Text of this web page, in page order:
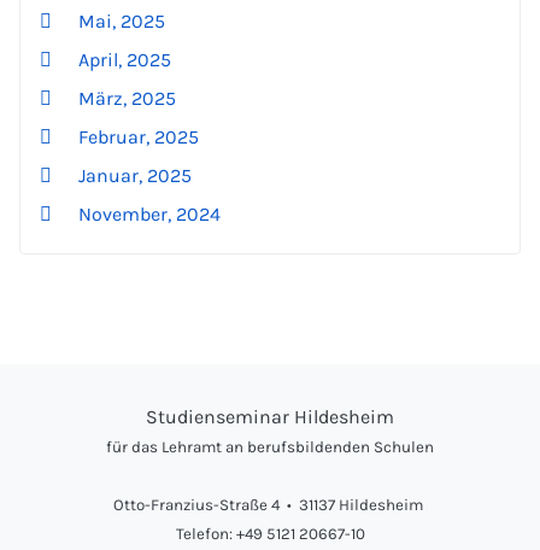
Mai, 2025
April, 2025
März, 2025
Februar, 2025
Januar, 2025
November, 2024
Studienseminar Hildesheim
für das Lehramt an berufsbildenden Schulen
Otto-Franzius-Straße 4 • 31137 Hildesheim
Telefon: +49 5121 20667-10